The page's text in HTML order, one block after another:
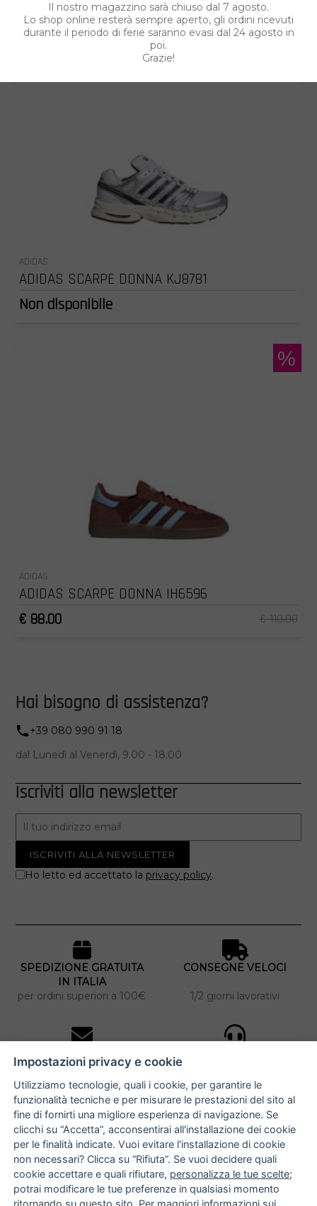
ADIDAS
ADIDAS SCARPE DONNA KJ8781
Non disponibile
ADIDAS
ADIDAS SCARPE DONNA IH6596
€ 88.00
€ 110.00
%
Hai bisogno di assistenza?
+39 080 990 91 18
dal Lunedì al Venerdì, 9.00 - 18.00
Iscriviti alla newsletter
Ho letto ed accettato la privacy policy.
SPEDIZIONE GRATUITA
IN ITALIA
per ordini superiori a 100€
CONSEGNE VELOCI
1/2 giorni lavorativi
iscriviti alla newsletter
per tutti gli ordini
NUCCIA COSTANTINO
via Argiro 112/114 - 70122 Bari
+39 080 990 9118
Il nostro magazzino sarà chiuso dal 7 agosto.
Lo shop online resterà sempre aperto, gli ordini ricevuti
durante il periodo di ferie saranno evasi dal 24 agosto in
poi.
Grazie!
Impostazioni privacy e cookie
Utilizziamo tecnologie, quali i cookie, per garantire le
funzionalità tecniche e per misurare le prestazioni del sito al
fine di fornirti una migliore esperienza di navigazione. Se
clicchi su “Accetta”, acconsentirai all'installazione dei cookie
per le finalità indicate. Vuoi evitare l'installazione di cookie
non necessari? Clicca su “Rifiuta”. Se vuoi decidere quali
cookie accettare e quali rifiutare, personalizza le tue scelte;
potrai modificare le tue preferenze in qualsiasi momento